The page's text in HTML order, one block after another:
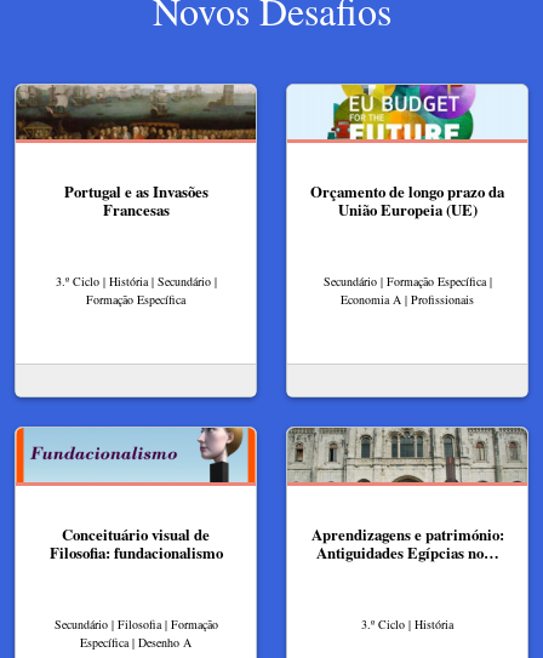
Novos Desafios
Portugal e as Invasões
Francesas
3.º Ciclo | História | Secundário |
Formação Específica
Orçamento de longo prazo da
União Europeia (UE)
Secundário | Formação Específica |
Economia A | Profissionais
Conceituário visual de
Filosofia: fundacionalismo
Secundário | Filosofia | Formação
Específica | Desenho A
Aprendizagens e património:
Antiguidades Egípcias no…
3.º Ciclo | História